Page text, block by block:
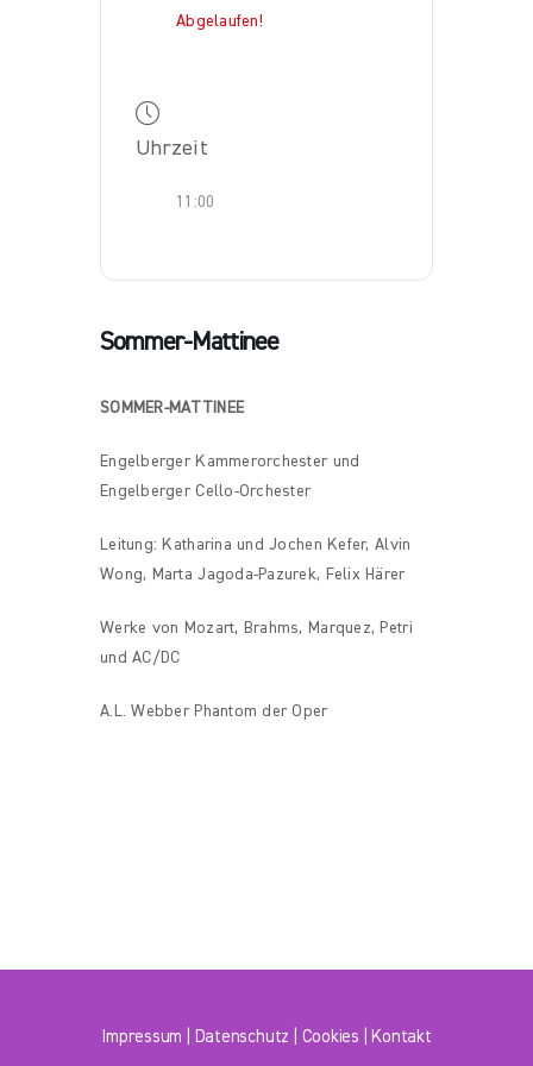
Abgelaufen!
Uhrzeit
11:00
Sommer-Mattinee
SOMMER-MATTINEE
Engelberger Kammerorchester und
Engelberger Cello-Orchester
Leitung: Katharina und Jochen Kefer, Alvin
Wong, Marta Jagoda-Pazurek, Felix Härer
Werke von Mozart, Brahms, Marquez, Petri
und AC/DC
A.L. Webber Phantom der Oper
Impressum Datenschutz Cookies Kontakt